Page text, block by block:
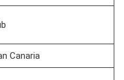
Canaria